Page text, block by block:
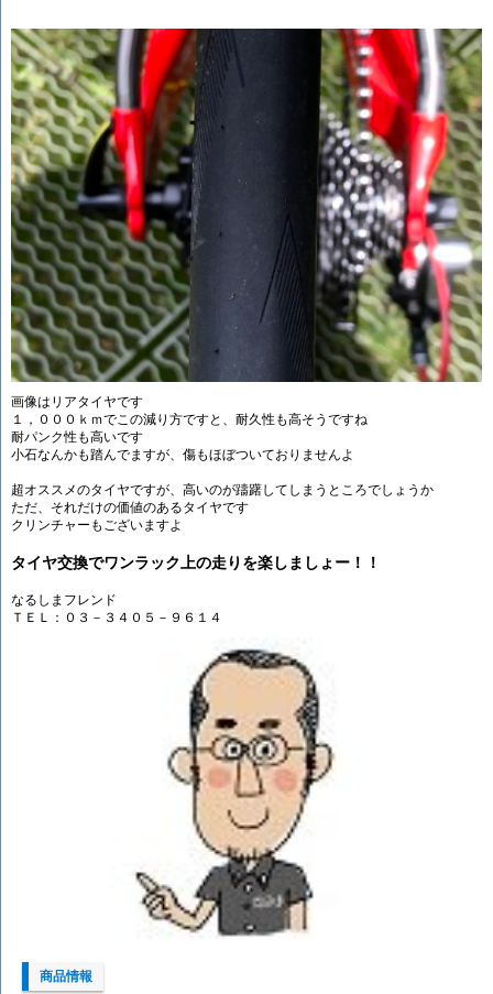
画像はリアタイヤです
１，０００ｋｍでこの減り方ですと、耐久性も高そうですね
耐パンク性も高いです
小石なんかも踏んでますが、傷もほぼついておりませんよ
超オススメのタイヤですが、高いのが躊躇してしまうところでしょうか
ただ、それだけの価値のあるタイヤです
クリンチャーもございますよ
タイヤ交換でワンラック上の走りを楽しましょー！！
なるしまフレンド
ＴＥＬ：０３－３４０５－９６１４
商品情報